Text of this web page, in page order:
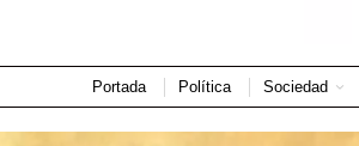
Portada Política Sociedad